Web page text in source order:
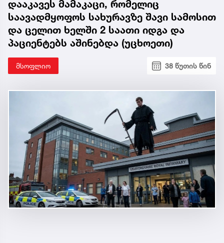
დააკავეს მამაკაცი, რომელიც
საავადმყოფოს სახურავზე შავი სამოსით
და ცელით ხელში 2 საათი იდგა და
პაციენტებს აშინებდა (უცხოეთი)
მსოფლიო 38 წუთის წინ